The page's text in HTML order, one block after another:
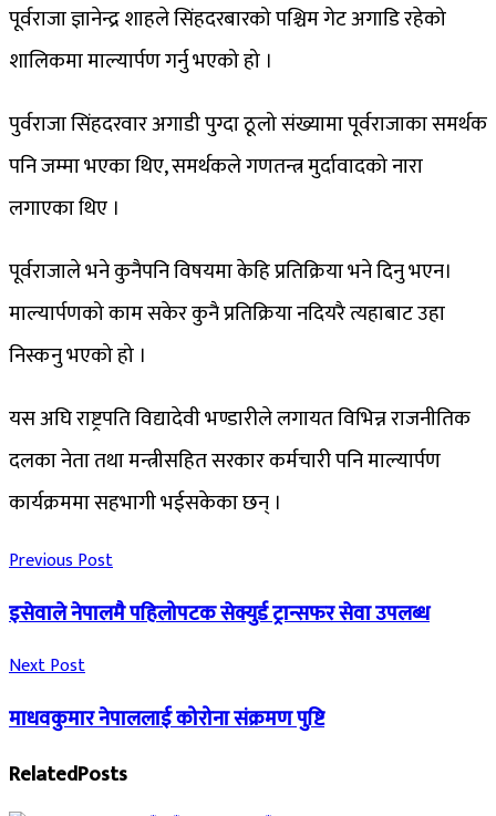
पूर्वराजा ज्ञानेन्द्र शाहले सिंहदरबारको पश्चिम गेट अगाडि रहेको
शालिकमा माल्यार्पण गर्नु भएको हो ।
पुर्वराजा सिंहदरवार अगाडी पुग्दा ठूलो संख्यामा पूर्वराजाका समर्थक
पनि जम्मा भएका थिए, समर्थकले गणतन्त्र मुर्दावादको नारा
लगाएका थिए ।
पूर्वराजाले भने कुनैपनि विषयमा केहि प्रतिक्रिया भने दिनु भएन।
माल्यार्पणको काम सकेर कुनै प्रतिक्रिया नदियरै त्यहाबाट उहा
निस्कनु भएको हो ।
यस अघि राष्ट्रपति विद्यादेवी भण्डारीले लगायत विभिन्न राजनीतिक
दलका नेता तथा मन्त्रीसहित सरकार कर्मचारी पनि माल्यार्पण
कार्यक्रममा सहभागी भईसकेका छन् ।
Previous Post
इसेवाले नेपालमै पहिलोपटक सेक्युर्ड ट्रान्सफर सेवा उपलब्ध
Next Post
माधवकुमार नेपाललाई कोरोना संक्रमण पुष्टि
RelatedPosts